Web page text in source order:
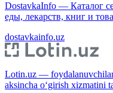
DostavkaInfo — Каталог
еды, лекарств, книг и
dostavkainfo.uz
Lotin.uz —
aksincha o‘girish xizmatini